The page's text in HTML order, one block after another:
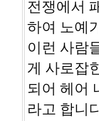
전쟁에서
하여 노예
이런 사람
게 사로잡
되어 헤어
라고 합니